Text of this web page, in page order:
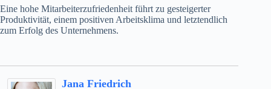
Eine hohe Mitarbeiterzufriedenheit führt zu gesteigerter
Produktivität, einem positiven Arbeitsklima und letztendlich
zum Erfolg des Unternehmens.
Jana Friedrich